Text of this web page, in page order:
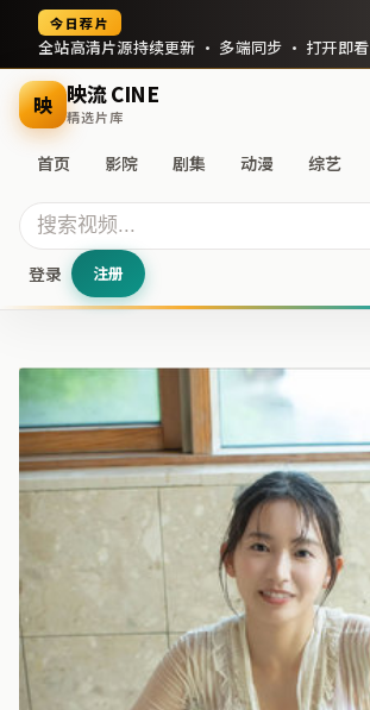
今日荐片
全站高清片源持续更新 · 多端同步 · 打开即看
映 映流 CINE
精选片库
首页 影院 剧集 动漫 综艺
登录 注册